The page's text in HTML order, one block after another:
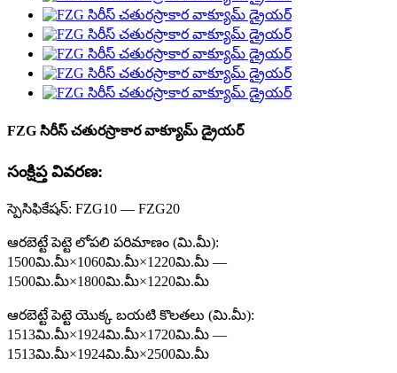
FZG సిరీస్ చతురస్రాకార వాక్యూమ్ డ్రైయర్
సంక్షిప్త వివరణ:
స్పెసిఫికేషన్: FZG10 — FZG20
ఆరబెట్టే పెట్టె లోపలి పరిమాణం (మి.మీ):
1500మి.మీ×1060మి.మీ×1220మి.మీ —
1500మి.మీ×1800మి.మీ×1220మి.మీ
ఆరబెట్టే పెట్టె యొక్క బయటి కొలతలు (మి.మీ):
1513మి.మీ×1924మి.మీ×1720మి.మీ —
1513మి.మీ×1924మి.మీ×2500మి.మీ